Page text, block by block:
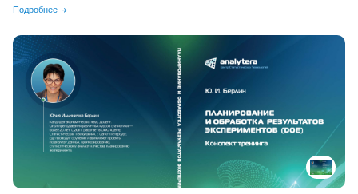
Подробнее